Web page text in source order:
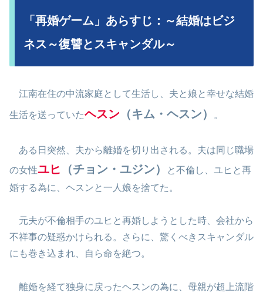
「再婚ゲーム」あらすじ：～結婚はビジ
ネス～復讐とスキャンダル～
江南在住の中流家庭として生活し、夫と娘と幸せな結婚
生活を送っていたヘスン （キム・ヘスン） 。
ある日突然、夫から離婚を切り出される。夫は同じ職場
の女性ユヒ （チョン・ユジン）
と不倫し、ユヒと再
婚する為に、ヘスンと一人娘を捨てた。
元夫が不倫相手のユヒと再婚しようとした時、会社から
不祥事の疑惑かけられる。さらに、驚くべきスキャンダル
にも巻き込まれ、自ら命を絶つ。
離婚を経て独身に戻ったヘスンの為に、母親が超上流階